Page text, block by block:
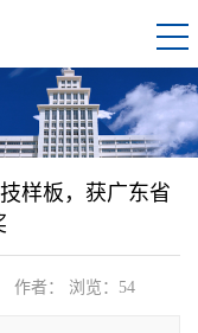
样板，获广东省
作者： 浏览： 54